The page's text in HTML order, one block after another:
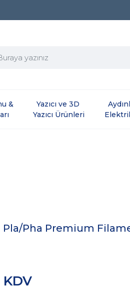
&
Yazıcı ve 3D
Yazıcı Ürünleri
Pla/Pha Premium
KDV